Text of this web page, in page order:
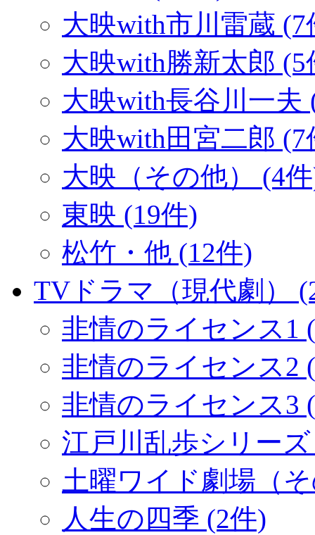
大映with市川雷蔵 (7
大映with勝新太郎 (5
大映with長谷川一夫
大映with田宮二郎 (7
大映（その他） (4
東映 (19件)
松竹・他 (12件)
TVドラマ（現代劇）
非情のライセンス1
非情のライセンス2
非情のライセンス3
江戸川乱歩シリー
土曜ワイド劇場（
人生の四季 (2件)